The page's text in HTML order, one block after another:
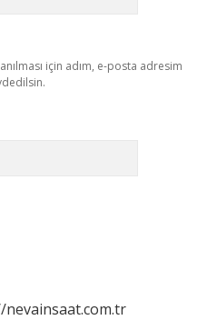
için adım, e-posta adresim